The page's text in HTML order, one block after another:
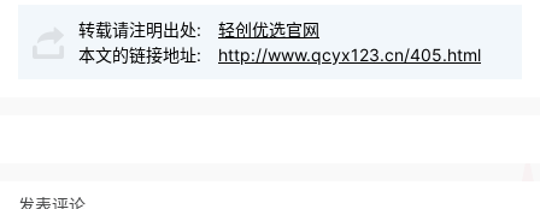
转载请注明出处:
轻创优选官网
本文的链接地址:
http://www.qcyx123.cn/405.html
发表评论